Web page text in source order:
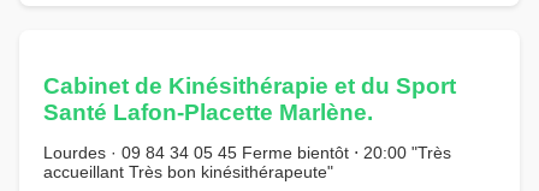
Cabinet de Kinésithérapie et du Sport
Santé Lafon-Placette Marlène.
Lourdes · 09 84 34 05 45 Ferme bientôt ⋅ 20:00 "Très
accueillant Très bon kinésithérapeute"